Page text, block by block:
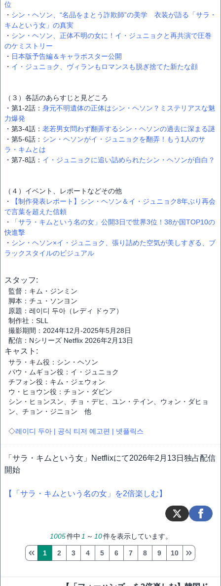
位
・ シン・ヘソン、“名品をまとう詐欺師”の美学 衣装が語る「サラ・
キムという女」の真実
・ シン・ヘソン、正体不明の女に！イ・ジュニョクと再共演で圧巻
のケミストリー
・ 日本版予告編＆キャラポスター公開
・ イ・ジュニョク、ヴィランもロマンスも脱ぎ捨てた新たな顔
（３）各話のあらすじと見どころ
・第1-2話： 身元不明遺体の正体はシン・ヘソン？ミステリアスな魅
力爆発
・第3-4話： 老若男女問わず翻弄するシン・ヘソンの過去に深まる謎
・第5-6話： シン・ヘソンがイ・ジュニョクを翻弄！もう1人のサ
ラ・キムとは
・第7-8話： イ・ジュニョクに追い詰められたシン・ヘソンが自白？
（４）イベント、レポートなどその他
・
【制作発表レポート】シン・ヘソン＆イ・ジュニョク8年ぶり再会
で言葉を超えた信頼
・
「サラ・キムという名の女」公開3日で世界3位！38か国TOP10の
快進撃
・ シン・ヘソン×イ・ジュニョク、張り詰めた空気が美しすぎる、ブ
ラックスタイルのビジュアル
スタッフ:
監督：キム・ジンミン
脚本：チュ・ソンヨン
原題：레이디 두아（レディ ドゥア）
制作社：SLL
撮影期間：2024年12月-2025年5月28日
配信：Nシリーズ Netflix 2026年2月13日
キャスト:
サラ・キム役：シン・ヘソン
パウ・ムギョン役：イ・ジュニョク
チフォン役：キム・ジェウォン
ウ・ヒョウン役：チョン・ダビン
シン・ヒョンスン、チョ・デヒ、ユン・テイン、ウォン・ダヒョ
ン、チョン・ジニョン 他
◇레이디 두아 | 공식 티저 예고편 | 넷플릭스
「サラ・キムという女」Netflixにて2026年2月13日独占配信
開始
【「サラ・キムという名の女」を2倍楽しむ】
1005件中 1 ～ 10件を表示しています。
1 2 3 4 5 6 7 8 9 10